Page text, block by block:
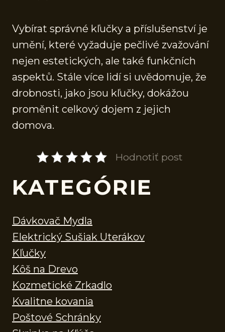
Vybírat správné kľučky a příslušenství je
umění, které vyžaduje pečlivé zvažování
nejen estetických, ale také funkčních
aspektů. Stále více lidí si uvědomuje, že
drobnosti, jako jsou kľučky, dokážou
proměnit celkový dojem z jejich
domova.
Hodnotiť post
KATEGÓRIE
Dávkovač Mydla
Elektrický Sušiak Uterákov
Kľučky
Kôš na Drevo
Kozmetické Zrkadlo
Kvalitne kovania
Poštové Schránky